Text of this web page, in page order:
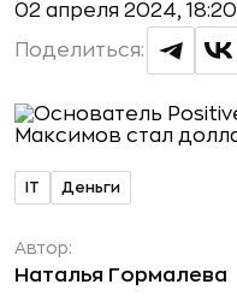
02 апреля 2024, 18:20
Поделиться:
IT Деньги
Автор:
Наталья Гормалева